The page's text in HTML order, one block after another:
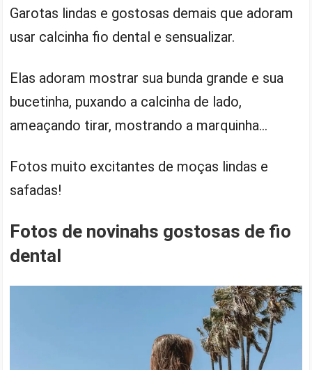
Garotas lindas e gostosas demais que adoram
usar calcinha fio dental e sensualizar.
Elas adoram mostrar sua bunda grande e sua
bucetinha, puxando a calcinha de lado,
ameaçando tirar, mostrando a marquinha…
Fotos muito excitantes de moças lindas e
safadas!
Fotos de novinahs gostosas de fio
dental